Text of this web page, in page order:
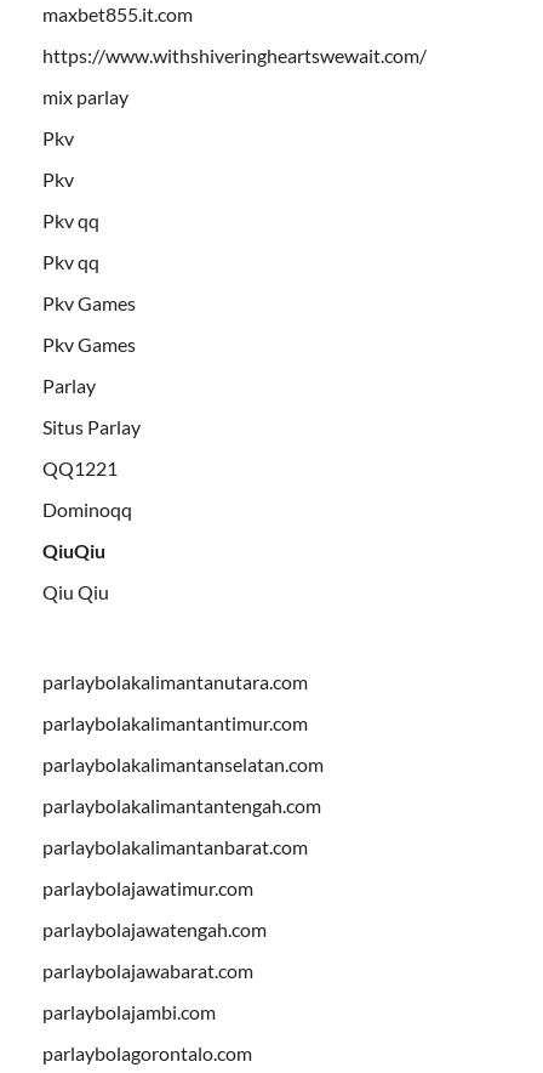
maxbet855.it.com
https://www.withshiveringheartswewait.com/
mix parlay
Pkv
Pkv
Pkv qq
Pkv qq
Pkv Games
Pkv Games
Parlay
Situs Parlay
QQ1221
Dominoqq
QiuQiu
Qiu Qiu
parlaybolakalimantanutara.com
parlaybolakalimantantimur.com
parlaybolakalimantanselatan.com
parlaybolakalimantantengah.com
parlaybolakalimantanbarat.com
parlaybolajawatimur.com
parlaybolajawatengah.com
parlaybolajawabarat.com
parlaybolajambi.com
parlaybolagorontalo.com